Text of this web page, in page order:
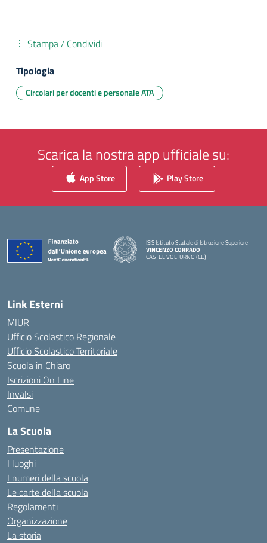
Stampa / Condividi
Tipologia
Circolari per docenti e personale ATA
Scarica la nostra app ufficiale su:
App Store Play Store
ISIS Istituto Statale di Istruzione Superiore
VINCENZO CORRADO
CASTEL VOLTURNO (CE)
Link Esterni
MIUR
Ufficio Scolastico Regionale
Ufficio Scolastico Territoriale
Scuola in Chiaro
Iscrizioni On Line
Invalsi
Comune
La Scuola
Presentazione
I luoghi
I numeri della scuola
Le carte della scuola
Regolamenti
Organizzazione
La storia